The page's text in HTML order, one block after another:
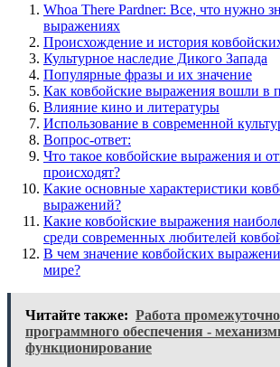
Whoa There Pardner: Все, что нужно
выражениях
Происхождение и история
Культурное наследие Дикого Запада
Популярные фразы и их значение
Как ковбойские выражения вошли в
Влияние кино и литературы
Использование в современной
Вопрос-ответ:
Что такое ковбойские выражения и
происходят?
Какие основные характеристики
выражений?
Какие ковбойские выражения
среди современных любителей
В чем значение ковбойских
мире?
Читайте также: Работа
программного обеспечения -
функционирование